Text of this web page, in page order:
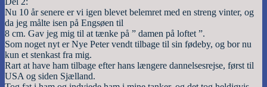
Nu 10 år senere er vi igen blevet belemret med en streng vinter, og
da jeg målte isen på Engsøen til
8 cm. Gav jeg mig til at tænke på ” damen på loftet ”.
Som noget nyt er Nye Peter vendt tilbage til sin fødeby, og bor nu
kun et stenkast fra mig.
Rart at have ham tilbage efter hans længere dannelsesrejse, først til
USA og siden Sjælland.